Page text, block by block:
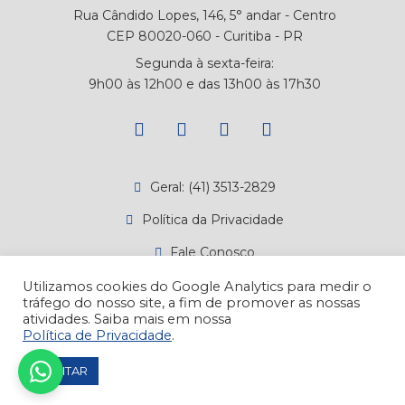
Rua Cândido Lopes, 146, 5° andar - Centro
CEP 80020-060 - Curitiba - PR
Segunda à sexta-feira:
9h00 às 12h00 e das 13h00 às 17h30
Geral: (41) 3513-2829
Política da Privacidade
Fale Conosco
Canal de Denúncias
Atendimento
Utilizamos cookies do Google Analytics para medir o
tráfego do nosso site, a fim de promover as nossas
atividades. Saiba mais em nossa
Política de Privacidade.
ACEITAR